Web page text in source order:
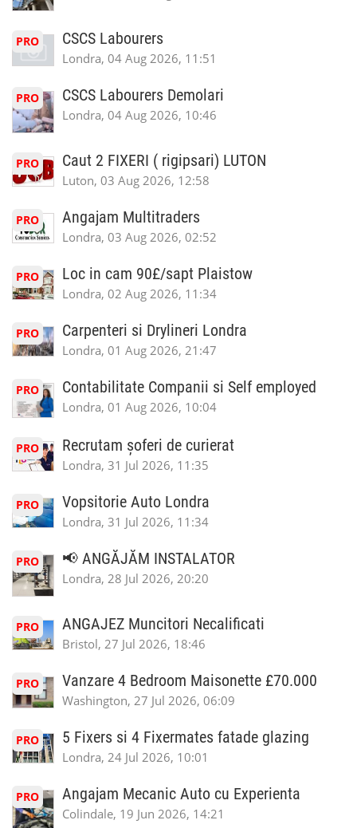
PRO CSCS Labourers
Londra, 04 Aug 2026, 11:51
PRO CSCS Labourers Demolari
Londra, 04 Aug 2026, 10:46
PRO Caut 2 FIXERI ( rigipsari) LUTON
Luton, 03 Aug 2026, 12:58
PRO Angajam Multitraders
Londra, 03 Aug 2026, 02:52
PRO Loc in cam 90£/sapt Plaistow
Londra, 02 Aug 2026, 11:34
PRO Carpenteri si Drylineri Londra
Londra, 01 Aug 2026, 21:47
PRO Contabilitate Companii si Self employed
Londra, 01 Aug 2026, 10:04
PRO Recrutam șoferi de curierat
Londra, 31 Jul 2026, 11:35
PRO Vopsitorie Auto Londra
Londra, 31 Jul 2026, 11:34
PRO 📢 ANGĂJĂM INSTALATOR
Londra, 28 Jul 2026, 20:20
PRO ANGAJEZ Muncitori Necalificati
Bristol, 27 Jul 2026, 18:46
PRO Vanzare 4 Bedroom Maisonette £70.000
Washington, 27 Jul 2026, 06:09
PRO 5 Fixers si 4 Fixermates fatade glazing
Londra, 24 Jul 2026, 10:01
PRO Angajam Mecanic Auto cu Experienta
Colindale, 19 Jun 2026, 14:21